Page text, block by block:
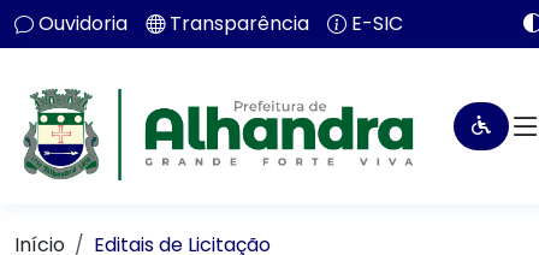
Ouvidoria Transparência E-SIC
Início Editais de Licitação